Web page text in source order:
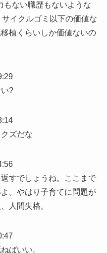
もない職歴もないような
イクルゴミ以下の価値な
植くらいしか価値ないの
?
ズだな
すでしょうね。ここまで
。やはり子育てに問題が
人間失格。
ばいい。